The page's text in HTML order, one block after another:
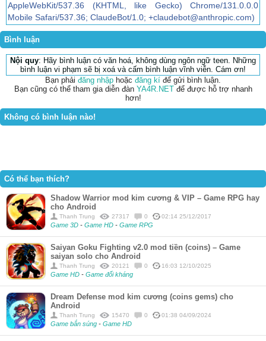
AppleWebKit/537.36 (KHTML, like Gecko) Chrome/131.0.0.0
Mobile Safari/537.36; ClaudeBot/1.0; +claudebot@anthropic.com)
Bình luận
Nội quy: Hãy bình luận có văn hoá, không dùng ngôn ngữ teen. Những
bình luận vi phạm sẽ bị xoá và cấm bình luận vĩnh viễn. Cám ơn!
Bạn phải đăng nhập hoặc đăng kí để gửi bình luận.
Bạn cũng có thể tham gia diễn đàn YA4R.NETđể được hỗ trợ nhanh
hơn!
Không có bình luận nào!
Có thể bạn thích?
Shadow Warrior mod kim cương & VIP – Game RPG hay
cho Android
Thanh Trung 27317 0 02:14 25/12/2017
Game 3D - Game HD - Game RPG
Saiyan Goku Fighting v2.0 mod tiền (coins) – Game
saiyan solo cho Android
Thanh Trung 20121 0 16:03 12/10/2025
Game HD - Game đối kháng
Dream Defense mod kim cương (coins gems) cho
Android
Thanh Trung 15470 0 01:38 04/09/2024
Game bắn súng - Game HD